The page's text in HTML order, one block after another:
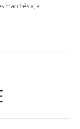
marchés », a